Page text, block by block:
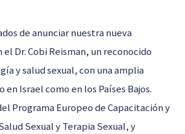
de anunciar nuestra nueva
Dr. Cobi Reisman, un reconocido
y salud sexual, con una amplia
Israel como en los Países Bajos.
Programa Europeo de Capacitación y
Sexual y Terapia Sexual, y